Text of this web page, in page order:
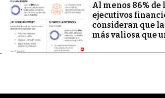
Al menos 86% de
ejecutivos
consideran que la
más valiosa que